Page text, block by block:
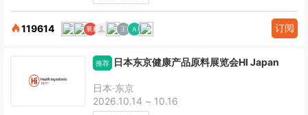
119614 订阅
推荐 日本东京健康产品原料展览会HI Japan
日本·东京
2026.10.14 ~ 10.16